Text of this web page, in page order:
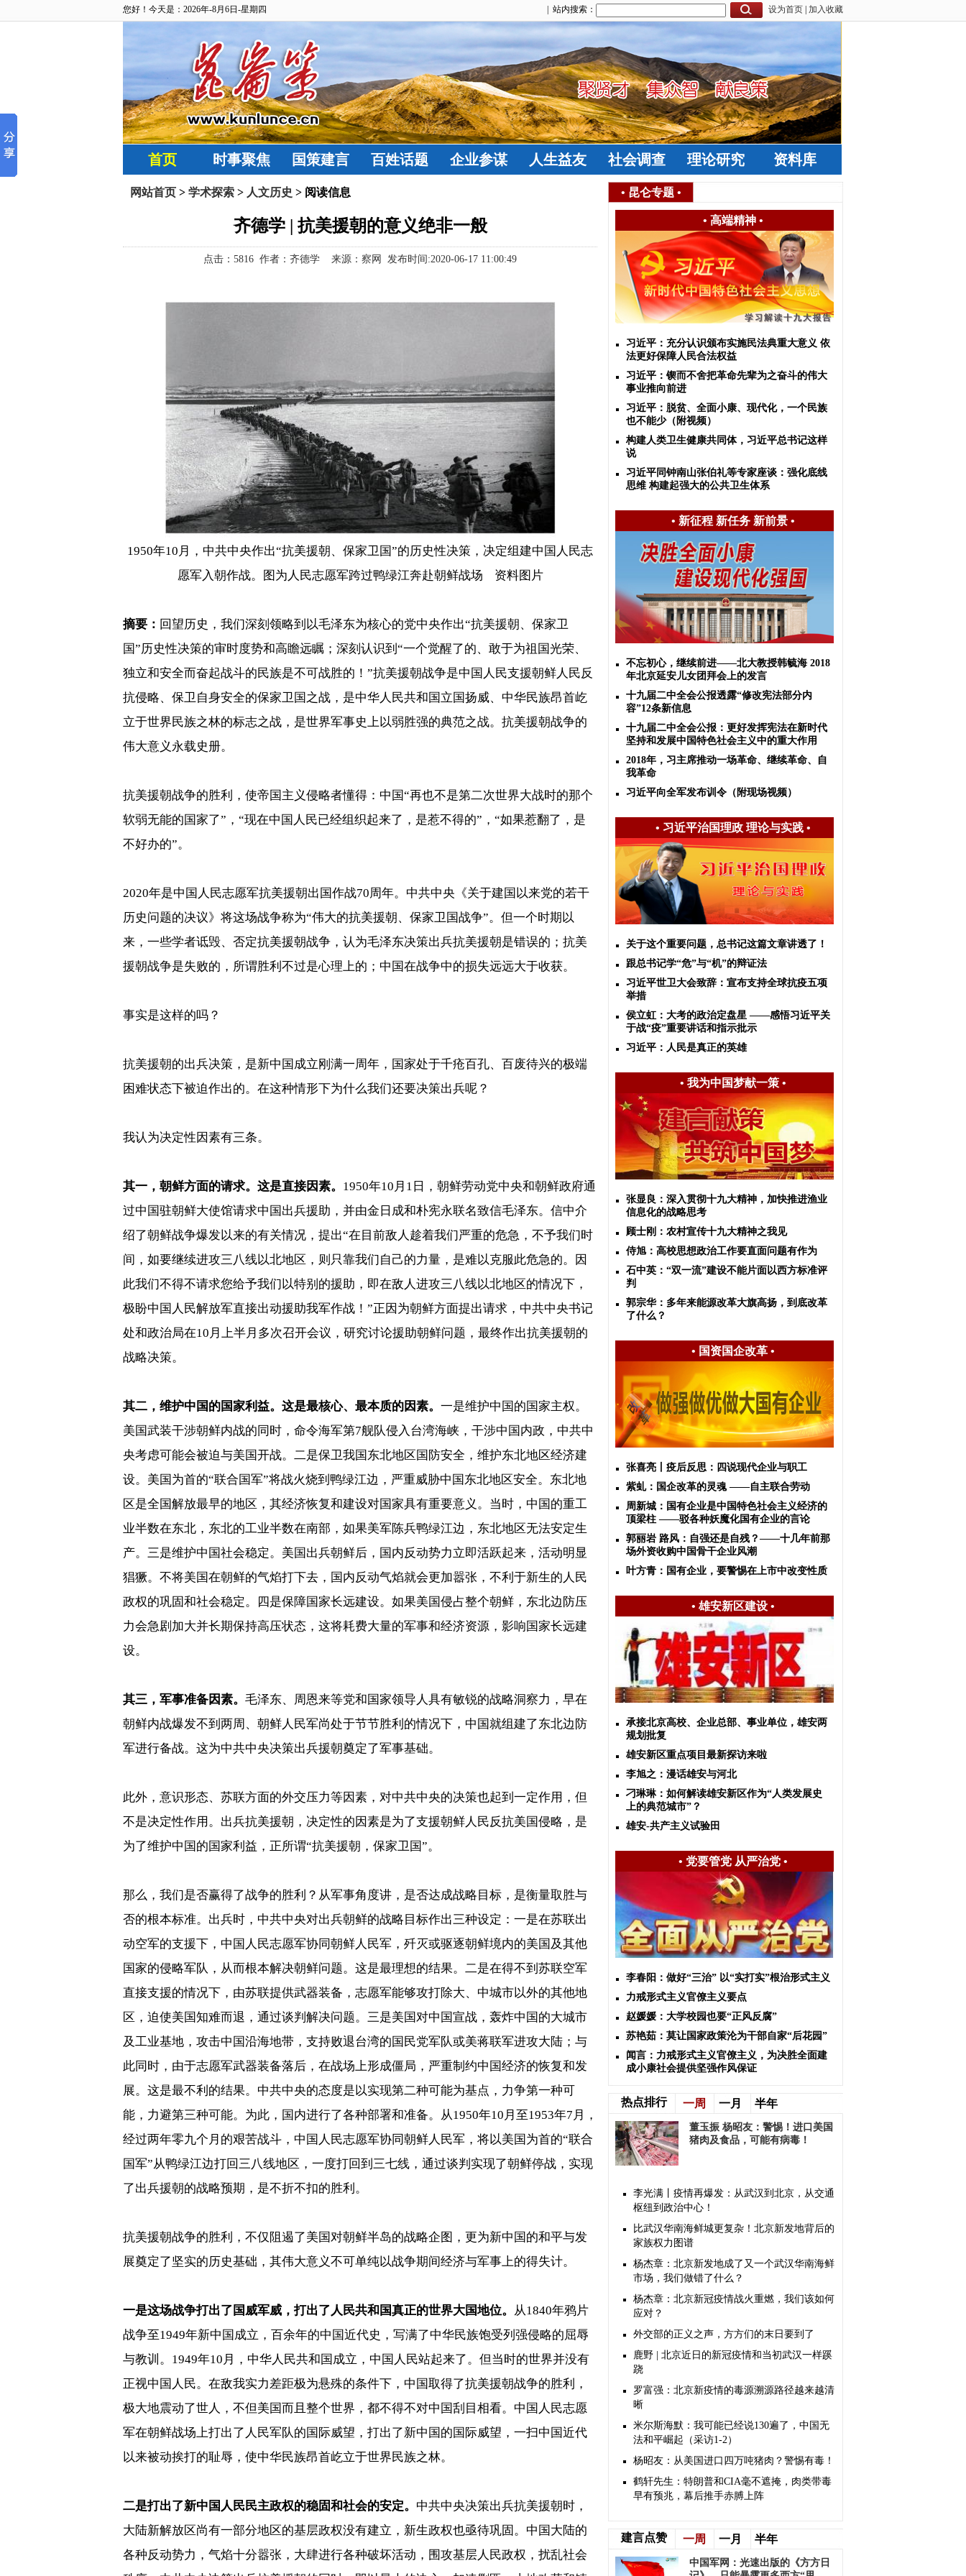
您好！今天是：2026年-8月6日-星期四 设为首页 加入收藏
| 站内搜索：
首页 时事聚焦 国策建言 百姓话题 企业参谋 人生益友 社会调查 理论研究 资料库
网站首页 > 学术探索 > 人文历史 > 阅读信息
齐德学 | 抗美援朝的意义绝非一般
点击： 5816 作者：齐德学 来源：察网 发布时间:2020-06-17 11:00:49
1950年10 月，中共中央作出“抗美援朝、保家卫国”的历史性决策，决定组建中国人民志
愿军入朝作战。图为人民志愿军跨过鸭绿江奔赴朝鲜战场
资料图片
摘要： 回望历史，我们深刻领略到以毛泽东为核心的党中央作出“抗美援朝、保家卫
国”历史性决策的审时度势和高瞻远瞩；深刻认识到 “一个觉醒了的、敢于为祖国光荣、
独立和安全而奋起战斗的民族是不可战胜的！ ”抗美援朝战争是中国人民支援朝鲜人民反
抗侵略、保卫自身安全的保家卫国之战，是中华人民共和国立国扬威、中华民族昂首屹
立于世界民族之林的标志之战，是世界军事史上以弱胜强的典范之战。抗美援朝战争的
伟大意义永载史册。
抗美援朝战争的胜利，使帝国主义侵略者懂得：中国“再也不是第二次世界大战时的那个
软弱无能的国家了”，“现在中国人民已经组织起来了，是惹不得的”，“如果惹翻了，是
不好办的”。
2020年是中国人民志愿军抗美援朝出国作战70周年。中共中央《关于建国以来党的若干
历史问题的决议》将这场战争称为“伟大的抗美援朝、保家卫国战争”。但一个时期以
来，一些学者诋毁、否定抗美援朝战争，认为毛泽东决策出兵抗美援朝是错误的；抗美
援朝战争是失败的，所谓胜利不过是心理上的；中国在战争中的损失远远大于收获。
事实是这样的吗？
抗美援朝的出兵决策，是新中国成立刚满一周年，国家处于千疮百孔、百废待兴的极端
困难状态下被迫作出的。在这种情形下为什么我们还要决策出兵呢？
我认为决定性因素有三条。
其一，朝鲜方面的请求。这是直接因素。 1950年10 月 1 日，朝鲜劳动党中央和朝鲜政府通
过中国驻朝鲜大使馆请求中国出兵援助，并由金日成和朴宪永联名致信毛泽东。信中介
绍了朝鲜战争爆发以来的有关情况，提出“在目前敌人趁着我们严重的危急，不予我们时
间，如要继续进攻三八线以北地区，则只靠我们自己的力量，是难以克服此危急的。因
此我们不得不请求您给予我们以特别的援助，即在敌人进攻三八线以北地区的情况下，
极盼中国人民解放军直接出动援助我军作战！”正因为朝鲜方面提出请求，中共中央书记
处和政治局在10 月上半月多次召开会议，研究讨论援助朝鲜问题，最终作出抗美援朝的
战略决策。
其二，维护中国的国家利益。这是最核心、最本质的因素。 一是维护中国的国家主权。
美国武装干涉朝鲜内战的同时，命令海军第7舰队侵入台湾海峡，干涉中国内政，中共中
央考虑可能会被迫与美国开战。二是保卫我国东北地区国防安全，维护东北地区经济建
设。美国为首的“联合国军”将战火烧到鸭绿江边，严重威胁中国东北地区安全。东北地
区是全国解放最早的地区，其经济恢复和建设对国家具有重要意义。当时，中国的重工
业半数在东北，东北的工业半数在南部，如果美军陈兵鸭绿江边，东北地区无法安定生
产。三是维护中国社会稳定。美国出兵朝鲜后，国内反动势力立即活跃起来，活动明显
猖獗。不将美国在朝鲜的气焰打下去，国内反动气焰就会更加嚣张，不利于新生的人民
政权的巩固和社会稳定。四是保障国家长远建设。如果美国侵占整个朝鲜，东北边防压
力会急剧加大并长期保持高压状态，这将耗费大量的军事和经济资源，影响国家长远建
设。
其三，军事准备因素。 毛泽东、周恩来等党和国家领导人具有敏锐的战略洞察力，早在
朝鲜内战爆发不到两周、朝鲜人民军尚处于节节胜利的情况下，中国就组建了东北边防
军进行备战。这为中共中央决策出兵援朝奠定了军事基础。
此外，意识形态、苏联方面的外交压力等因素，对中共中央的决策也起到一定作用，但
不是决定性作用。出兵抗美援朝，决定性的因素是为了支援朝鲜人民反抗美国侵略，是
为了维护中国的国家利益，正所谓“抗美援朝，保家卫国”。
那么，我们是否赢得了战争的胜利？从军事角度讲，是否达成战略目标，是衡量取胜与
否的根本标准。出兵时，中共中央对出兵朝鲜的战略目标作出三种设定：一是在苏联出
动空军的支援下，中国人民志愿军协同朝鲜人民军，歼灭或驱逐朝鲜境内的美国及其他
国家的侵略军队，从而根本解决朝鲜问题。这是最理想的结果。二是在得不到苏联空军
直接支援的情况下，由苏联提供武器装备，志愿军能够攻打除大、中城市以外的其他地
区，迫使美国知难而退，通过谈判解决问题。三是美国对中国宣战，轰炸中国的大城市
及工业基地，攻击中国沿海地带，支持败退台湾的国民党军队或美蒋联军进攻大陆；与
此同时，由于志愿军武器装备落后，在战场上形成僵局，严重制约中国经济的恢复和发
展。这是最不利的结果。中共中央的态度是以实现第二种可能为基点，力争第一种可
能，力避第三种可能。为此，国内进行了各种部署和准备。从1950年10 月至1953年7 月，
经过两年零九个月的艰苦战斗，中国人民志愿军协同朝鲜人民军，将以美国为首的“联合
国军”从鸭绿江边打回三八线地区，一度打回到三七线，通过谈判实现了朝鲜停战，实现
了出兵援朝的战略预期，是不折不扣的胜利。
抗美援朝战争的胜利，不仅阻遏了美国对朝鲜半岛的战略企图，更为新中国的和平与发
展奠定了坚实的历史基础，其伟大意义不可单纯以战争期间经济与军事上的得失计。
一是这场战争打出了国威军威，打出了人民共和国真正的世界大国地位。 从1840年鸦片
战争至1949年新中国成立，百余年的中国近代史，写满了中华民族饱受列强侵略的屈辱
与教训。 1949年10 月，中华人民共和国成立，中国人民站起来了。但当时的世界并没有
正视中国人民。在敌我实力差距极为悬殊的条件下，中国取得了抗美援朝战争的胜利，
极大地震动了世人，不但美国而且整个世界，都不得不对中国刮目相看。中国人民志愿
军在朝鲜战场上打出了人民军队的国际威望，打出了新中国的国际威望，一扫中国近代
以来被动挨打的耻辱，使中华民族昂首屹立于世界民族之林。
二是打出了新中国人民民主政权的稳固和社会的安定。 中共中央决策出兵抗美援朝时，
大陆新解放区尚有一部分地区的基层政权没有建立，新生政权也亟待巩固。中国大陆的
各种反动势力，气焰十分嚣张，大肆进行各种破坏活动，围攻基层人民政权，扰乱社会
• 昆仑专题 •
• 高端精神•
习近平：充分认识颁布实施民法典重大意义 依
法更好保障人民合法权益
习近平：锲而不舍把革命先辈为之奋斗的伟大
事业推向前进
习近平：脱贫、全面小康、现代化，一个民族
也不能少（附视频）
构建人类卫生健康共同体，习近平总书记这样
说
习近平同钟南山张伯礼等专家座谈：强化底线
思维 构建起强大的公共卫生体系
• 新征程 新任务 新前景•
不忘初心，继续前进——北大教授韩毓海 2018
年北京延安儿女团拜会上的发言
十九届二中全会公报透露“修改宪法部分内
容”12条新信息
十九届二中全会公报：更好发挥宪法在新时代
坚持和发展中国特色社会主义中的重大作用
2018年，习主席推动一场革命、继续革命、自
我革命
习近平向全军发布训令（附现场视频）
• 习近平治国理政 理论与实践•
关于这个重要问题，总书记这篇文章讲透了！
跟总书记学“危”与“机”的辩证法
习近平世卫大会致辞：宣布支持全球抗疫五项
举措
侯立虹：大考的政治定盘星 ——感悟习近平关
于战“疫”重要讲话和指示批示
习近平：人民是真正的英雄
• 我为中国梦献一策•
张显良：深入贯彻十九大精神，加快推进渔业
信息化的战略思考
顾士刚：农村宣传十九大精神之我见
侍旭：高校思想政治工作要直面问题有作为
石中英：“双一流”建设不能片面以西方标准评
判
郭宗华：多年来能源改革大旗高扬，到底改革
了什么？
• 国资国企改革•
张喜亮丨疫后反思：四说现代企业与职工
紫虬：国企改革的灵魂 ——自主联合劳动
周新城：国有企业是中国特色社会主义经济的
顶梁柱 ——驳各种妖魔化国有企业的言论
郭丽岩 路风：自强还是自残？——十几年前那
场外资收购中国骨干企业风潮
叶方青：国有企业，要警惕在上市中改变性质
• 雄安新区建设•
承接北京高校、企业总部、事业单位，雄安两
规划批复
雄安新区重点项目最新探访来啦
李旭之：漫话雄安与河北
刁琳琳：如何解读雄安新区作为“人类发展史
上的典范城市”？
雄安-共产主义试验田
• 党要管党 从严治党•
李春阳：做好“三治” 以“实打实”根治形式主义
力戒形式主义官僚主义要点
赵媛媛：大学校园也要“正风反腐”
苏艳茹：莫让国家政策沦为干部自家“后花园”
闻言：力戒形式主义官僚主义，为决胜全面建
成小康社会提供坚强作风保证
热点排行 一周 一月 半年
董玉振 杨昭友：警惕！进口美国
猪肉及食品，可能有病毒！
李光满丨疫情再爆发：从武汉到北京，从交通
枢纽到政治中心！
比武汉华南海鲜城更复杂！北京新发地背后的
家族权力图谱
杨杰章：北京新发地成了又一个武汉华南海鲜
市场，我们做错了什么？
杨杰章：北京新冠疫情战火重燃，我们该如何
应对？
外交部的正义之声，方方们的末日要到了
鹿野 | 北京近日的新冠疫情和当初武汉一样蹊
跷
罗富强：北京新疫情的毒源溯源路径越来越清
晰
米尔斯海默：我可能已经说130遍了，中国无
法和平崛起（采访1-2）
杨昭友：从美国进口四万吨猪肉？警惕有毒！
鹤轩先生：特朗普​和CIA毫不遮掩，肉类带毒
早有预兆，幕后推手赤膊上阵
建言点赞 一周 一月 半年
中国军网：光速出版的《方方日